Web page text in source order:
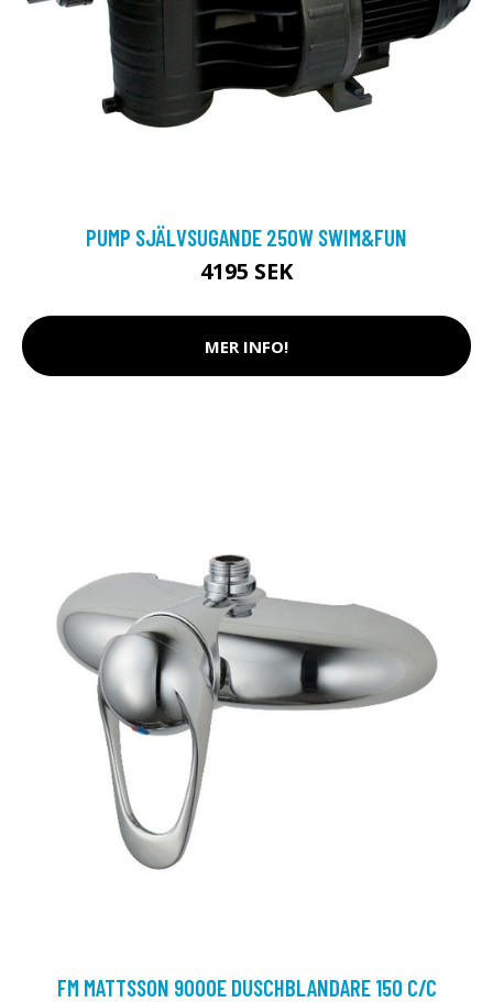
PUMP SJÄLVSUGANDE 250W SWIM&FUN
4195 SEK
MER INFO!
FM MATTSSON 9000E DUSCHBLANDARE 150 C/C